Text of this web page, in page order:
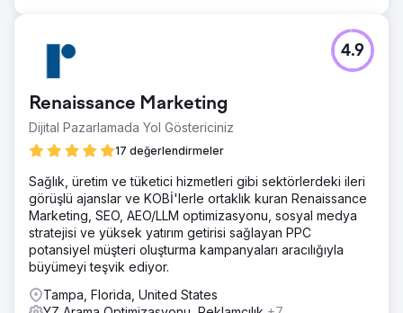
Renaissance Marketing
Dijital Pazarlamada Yol Göstericiniz
17 değerlendirmeler
4.9
Sağlık, üretim ve tüketici hizmetleri gibi sektörlerdeki ileri
görüşlü ajanslar ve KOBİ'lerle ortaklık kuran Renaissance
Marketing, SEO, AEO/LLM optimizasyonu, sosyal medya
stratejisi ve yüksek yatırım getirisi sağlayan PPC
potansiyel müşteri oluşturma kampanyaları aracılığıyla
büyümeyi teşvik ediyor.
Tampa, Florida, United States